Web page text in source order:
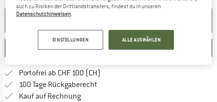
BENACHRICHTIGUNG EINRICHTEN
MERKEN VERGLEICHEN
Portofrei ab CHF 100 (CH)
100 Tage Rückgaberecht
Kauf auf RechnungFinde die Zahlungs-Infos hier! Öffnet
auch zu Risiken der Drittlandstransfers, findest du in unseren
Datenschutzhinweisen
EINSTELLUNGEN ALLE AUSWÄHLEN